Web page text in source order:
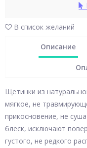
В список желаний
Описание
Щетинки из
мягкое, не
прикосновение, не
блеск, исключают
густого, не редкого